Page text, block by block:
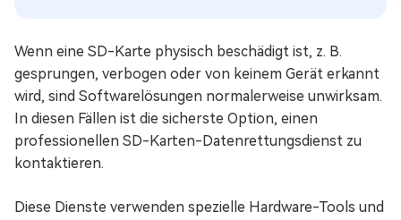
Wenn eine SD-Karte physisch beschädigt ist, z. B.
gesprungen, verbogen oder von keinem Gerät erkannt
wird, sind Softwarelösungen normalerweise unwirksam.
In diesen Fällen ist die sicherste Option, einen
professionellen SD-Karten-Datenrettungsdienst zu
kontaktieren.
Diese Dienste verwenden spezielle Hardware-Tools und